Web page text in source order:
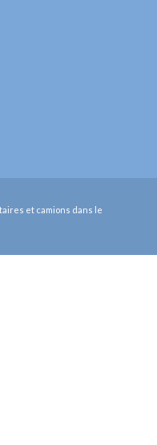
et camions dans le